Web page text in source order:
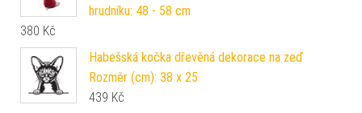
hrudníku: 48 - 58 cm
380 Kč
Habešská kočka dřevěná dekorace na zeď
Rozměr (cm): 38 x 25
439 Kč